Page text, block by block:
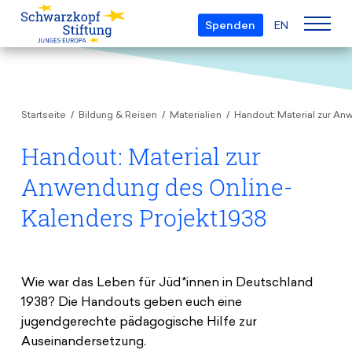
Spenden EN
Die Stiftung
Team
Projekte
Understanding Europe
Junge Islam Konferenz
Junge Sicherheitskonferenz Europas
Zukunft D
Preise
Young European of the Year
Inge-Deutschkron-Preis
Kursangebot
Materialien
Reisestipendien
Aktuelles
Veranstaltungen
Startseite Bildung & Reisen Materialien Handout: Material zur
Handout: Material zur
Anwendung des Online-
Kalenders Projekt1938
Wie war das Leben für Jüd*innen in Deutschland
1938? Die Handouts geben euch eine
jugendgerechte pädagogische Hilfe zur
Auseinandersetzung.